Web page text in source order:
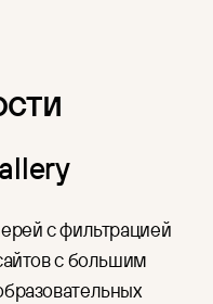
с фильтрацией
с большим